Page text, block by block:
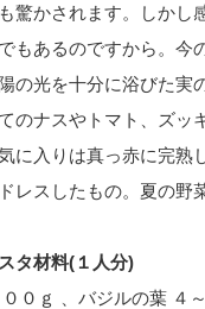
驚かされます。しかし
もあるのですから。今
の光を十分に浴びた実
のナスやトマト、ズッ
に入りは真っ赤に完熟
レスしたもの。夏の野
タ材料(１人分)
０ｇ 、バジルの葉 ４